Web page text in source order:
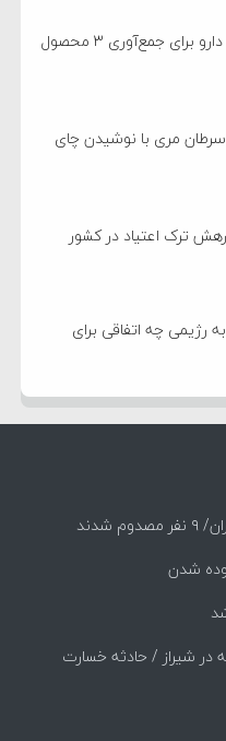
دستور سازمان غذا و دارو برای جمع‌آوری ۳ محصول
سرطان مری با نوشیدن چای
ترک اعتیاد در کشور
رژیمی چه اتفاقی برای
شدن
شیراز / حادثه خسارت